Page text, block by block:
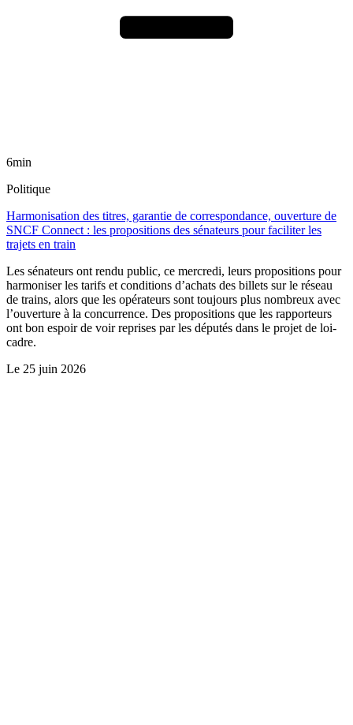
6min
Politique
Harmonisation des titres, garantie de correspondance, ouverture de
SNCF Connect : les propositions des sénateurs pour faciliter les
trajets en train
Les sénateurs ont rendu public, ce mercredi, leurs propositions pour
harmoniser les tarifs et conditions d’achats des billets sur le réseau
de trains, alors que les opérateurs sont toujours plus nombreux avec
l’ouverture à la concurrence. Des propositions que les rapporteurs
ont bon espoir de voir reprises par les députés dans le projet de loi-
cadre.
Le 25 juin 2026